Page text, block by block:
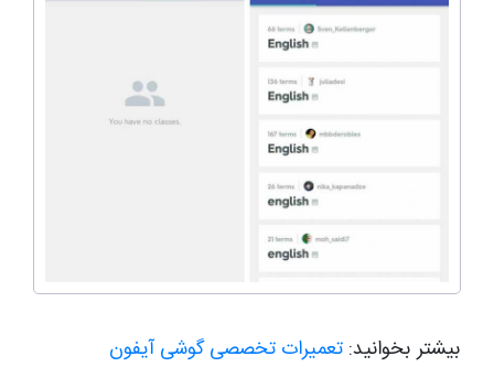
بیشتر بخوانید: تعمیرات تخصصی گوشی آیفون